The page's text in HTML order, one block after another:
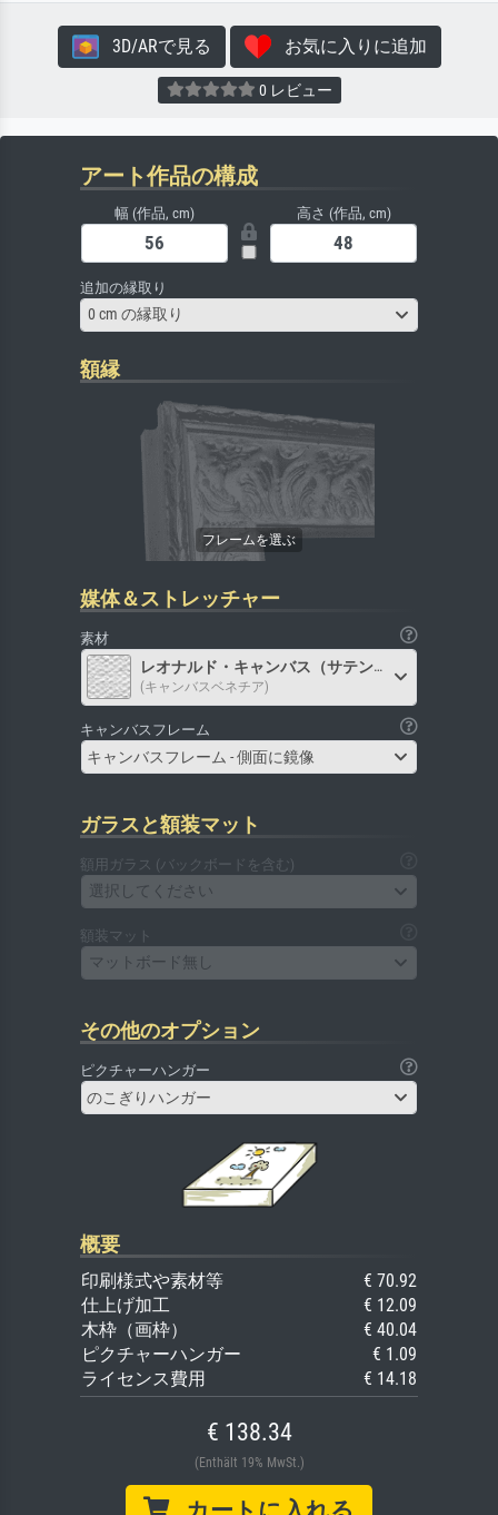
3D/ARで見る お気に入りに追加
0 レビュー
アート作品の構成
幅 (作品, cm) 高さ (作品, cm)
追加の縁取り
0 cm の縁取り
額縁
媒体＆ストレッチャー
素材
レオナルド・キャンバス（サテン）
(キャンバスベネチア)
キャンバスフレーム
キャンバスフレーム - 側面に鏡像
ガラスと額装マット
額用ガラス (バックボードを含む)
選択してください
額装マット
マットボード無し
その他のオプション
ピクチャーハンガー
のこぎりハンガー
概要
印刷様式や素材等
€ 70.92
仕上げ加工
€ 12.09
木枠（画枠）
€ 40.04
ピクチャーハンガー
€ 1.09
ライセンス費用
€ 14.18
€ 138.34
(Enthält 19% MwSt.)